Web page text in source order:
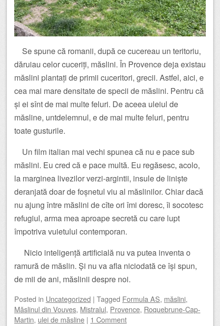
Se spune că romanii, după ce cucereau un teritoriu,
dăruiau celor cuceriți, măslini. În Provence deja existau
măslini plantați de primii cuceritori, grecii. Astfel, aici, e
cea mai mare densitate de specii de măslini. Pentru că
și ei sînt de mai multe feluri. De aceea uleiul de
măsline, untdelemnul, e de mai multe feluri, pentru
toate gusturile.
Un film italian mai vechi spunea că nu e pace sub
măslini. Eu cred că e pace multă. Eu regăsesc, acolo,
la marginea livezilor verzi-argintii, insule de liniște
deranjată doar de foșnetul viu al măslinilor. Chiar dacă
nu ajung între măslini de cîte ori îmi doresc, îi socotesc
refugiul, arma mea aproape secretă cu care lupt
împotriva vuietului contemporan.
Nicio inteligență artificială nu va putea inventa o
ramură de măslin. Și nu va afla niciodată ce își spun,
de mii de ani, măslinii despre noi.
Posted in Uncategorized | Tagged Formula AS, măslini,
Măslinul din Vouves, Mistralul, Provence, Roquebrune-Cap-
Martin, ulei de măsline | 1 Comment